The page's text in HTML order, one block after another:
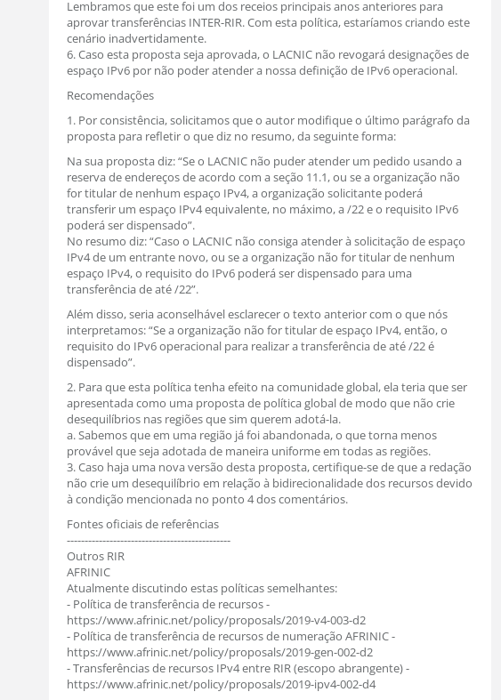
Lembramos que este foi um dos receios principais anos anteriores para
aprovar transferências INTER-RIR. Com esta política, estaríamos criando este
cenário inadvertidamente.
6. Caso esta proposta seja aprovada, o LACNIC não revogará designações de
espaço IPv6 por não poder atender a nossa definição de IPv6 operacional.
Recomendações
1. Por consistência, solicitamos que o autor modifique o último parágrafo da
proposta para refletir o que diz no resumo, da seguinte forma:
Na sua proposta diz: “Se o LACNIC não puder atender um pedido usando a
reserva de endereços de acordo com a seção 11.1, ou se a organização não
for titular de nenhum espaço IPv4, a organização solicitante poderá
transferir um espaço IPv4 equivalente, no máximo, a /22 e o requisito IPv6
poderá ser dispensado”.
No resumo diz: “Caso o LACNIC não consiga atender à solicitação de espaço
IPv4 de um entrante novo, ou se a organização não for titular de nenhum
espaço IPv4, o requisito do IPv6 poderá ser dispensado para uma
transferência de até /22”.
Além disso, seria aconselhável esclarecer o texto anterior com o que nós
interpretamos: “Se a organização não for titular de espaço IPv4, então, o
requisito do IPv6 operacional para realizar a transferência de até /22 é
dispensado”.
2. Para que esta política tenha efeito na comunidade global, ela teria que ser
apresentada como uma proposta de política global de modo que não crie
desequilíbrios nas regiões que sim querem adotá-la.
a. Sabemos que em uma região já foi abandonada, o que torna menos
provável que seja adotada de maneira uniforme em todas as regiões.
3. Caso haja uma nova versão desta proposta, certifique-se de que a redação
não crie um desequilíbrio em relação à bidirecionalidade dos recursos devido
à condição mencionada no ponto 4 dos comentários.
Fontes oficiais de referências
----------------------------------------------
Outros RIR
AFRINIC
Atualmente discutindo estas políticas semelhantes:
- Política de transferência de recursos -
https://www.afrinic.net/policy/proposals/2019-v4-003-d2
- Política de transferência de recursos de numeração AFRINIC -
https://www.afrinic.net/policy/proposals/2019-gen-002-d2
- Transferências de recursos IPv4 entre RIR (escopo abrangente) -
https://www.afrinic.net/policy/proposals/2019-ipv4-002-d4